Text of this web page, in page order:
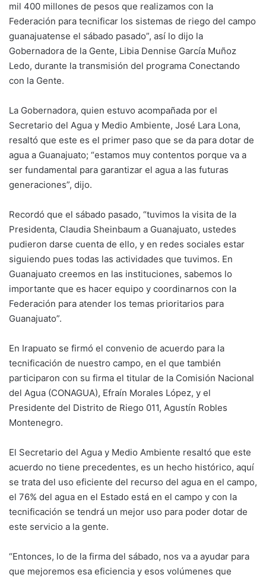
mil 400 millones de pesos que realizamos con la
Federación para tecnificar los sistemas de riego del campo
guanajuatense el sábado pasado”, así lo dijo la
Gobernadora de la Gente, Libia Dennise García Muñoz
Ledo, durante la transmisión del programa Conectando
con la Gente.
La Gobernadora, quien estuvo acompañada por el
Secretario del Agua y Medio Ambiente, José Lara Lona,
resaltó que este es el primer paso que se da para dotar de
agua a Guanajuato; “estamos muy contentos porque va a
ser fundamental para garantizar el agua a las futuras
generaciones”, dijo.
Recordó que el sábado pasado, “tuvimos la visita de la
Presidenta, Claudia Sheinbaum a Guanajuato, ustedes
pudieron darse cuenta de ello, y en redes sociales estar
siguiendo pues todas las actividades que tuvimos. En
Guanajuato creemos en las instituciones, sabemos lo
importante que es hacer equipo y coordinarnos con la
Federación para atender los temas prioritarios para
Guanajuato”.
En Irapuato se firmó el convenio de acuerdo para la
tecnificación de nuestro campo, en el que también
participaron con su firma el titular de la Comisión Nacional
del Agua (CONAGUA), Efraín Morales López, y el
Presidente del Distrito de Riego 011, Agustín Robles
Montenegro.
El Secretario del Agua y Medio Ambiente resaltó que este
acuerdo no tiene precedentes, es un hecho histórico, aquí
se trata del uso eficiente del recurso del agua en el campo,
el 76% del agua en el Estado está en el campo y con la
tecnificación se tendrá un mejor uso para poder dotar de
este servicio a la gente.
“Entonces, lo de la firma del sábado, nos va a ayudar para
que mejoremos esa eficiencia y esos volúmenes que